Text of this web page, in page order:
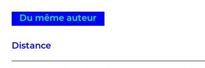
Du même auteur
Distance